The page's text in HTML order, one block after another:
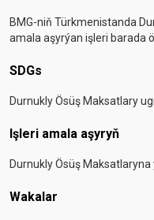
BMG-niň Türkmenistanda
amala aşyrýan işleri barada
SDGs
Durnukly Ösüş Maksatlary
Işleri amala aşyryň
Durnukly Ösüş
Wakalar